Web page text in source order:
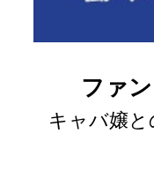
ファ
キャバ嬢